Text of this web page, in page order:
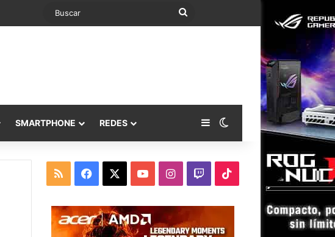
Buscar
SMARTPHONE REDES Barra lateral
Switch skin
RSS Facebook YouTubeInstagram
TwitchTikTok